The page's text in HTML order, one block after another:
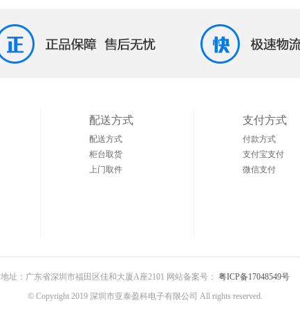
配送方式
配送方式
柜台取货
上门取件
支付方式
付款方式
支付宝支付
微信支付
地址：广东省深圳市福田区佳和大厦A座2101 网站备案号： 粤ICP备17048549号
© Copyright 2019 深圳市亚泰盈科电子有限公司 All rights reserved.